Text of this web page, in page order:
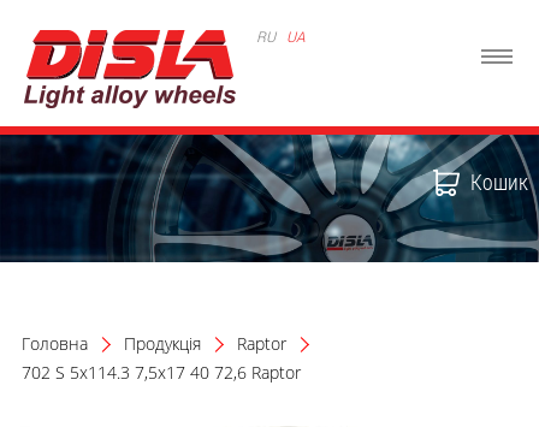
RU UA
Кошик
Головна Продукція
Raptor
702 S 5x114.3 7,5x17 40 72,6 Raptor